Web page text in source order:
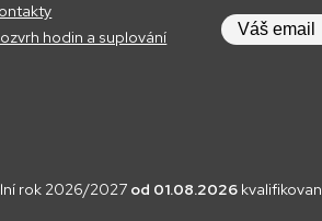
hodin a suplování
rok 2026/2027 od 01.08.2026